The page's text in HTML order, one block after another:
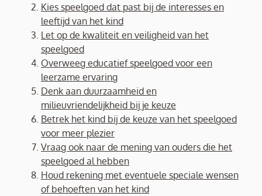
Kies speelgoed dat past bij de interesses en
leeftijd van het kind
Let op de kwaliteit en veiligheid van het
speelgoed
Overweeg educatief speelgoed voor een
leerzame ervaring
Denk aan duurzaamheid en
milieuvriendelijkheid bij je keuze
Betrek het kind bij de keuze van het speelgoed
voor meer plezier
Vraag ook naar de mening van ouders die het
speelgoed al hebben
Houd rekening met eventuele speciale wensen
of behoeften van het kind